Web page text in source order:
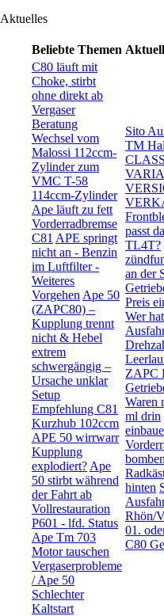
Aktuelles
Beliebte Themen
C80 läuft mit
Choke, stirbt
ohne direkt ab
Vergaser
Beratung
Wechsel vom
Malossi 112ccm-
Zylinder zum
VMC T-58
114ccm-Zylinder
Ape läuft zu fett
Vorderradbremse
C81 APE springt
nicht an - Benzin
im Luftfilter -
Weiteres
Vorgehen Ape 50
(ZAPC80) –
Kupplung trennt
nicht & Hebel
extrem
schwergängig –
Ursache unklar
Setup
Empfehlung C81
Kurzhub 102ccm
APE 50 wirrwarr
Kupplung
explodiert? Ape
50 stirbt während
der Fahrt ab
Vollrestauration
P601 - lfd. Status
Ape Tm 703
Motor tauschen
Vergaserprobleme
/ Ape 50
Schlechter
Kaltstart
Sito
TM
passt
TL4T?
an der
Preis
Wer
ZAPC
Waren
ml drin
hinten
Rhön/
01.
C80